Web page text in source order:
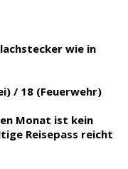
wie in
/ 18 (Feuerwehr)
Monat ist kein
Reisepass reicht